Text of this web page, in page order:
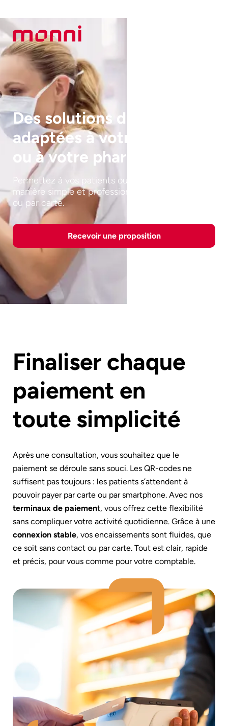
Des solutions de paiement
adaptées à votre pratique
ou à votre pharmacie
Permettez à vos patients ou clients de payer de
manière simple et professionnelle, sans contact
ou par carte.
Recevoir une proposition
Finaliser chaque
paiement en
toute simplicité
Après une consultation, vous souhaitez que le
paiement se déroule sans souci. Les QR-codes ne
suffisent pas toujours : les patients s’attendent à
pouvoir payer par carte ou par smartphone. Avec nos
terminaux de paiement, vous offrez cette flexibilité
sans compliquer votre activité quotidienne. Grâce à une
connexion stable, vos encaissements sont fluides, que
ce soit sans contact ou par carte. Tout est clair, rapide
et précis, pour vous comme pour votre comptable.